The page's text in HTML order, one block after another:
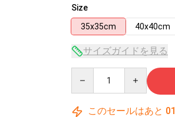
Size
35x35cm
40x40cm
サイズガイドを見る
このセールはあと 01